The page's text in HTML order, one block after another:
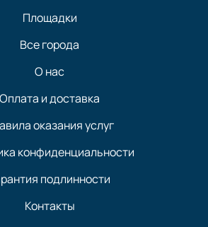
Площадки
Все города
О нас
Оплата и доставка
оказания услуг
конфиденциальности
подлинности
Контакты